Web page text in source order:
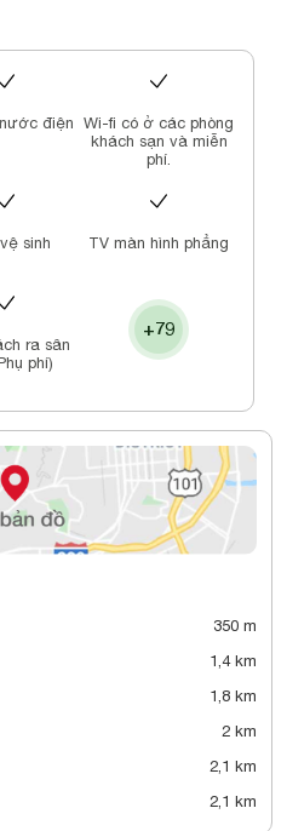
hoặc kiểu Mỹ.
Mỹ Khê 400 m và Cầu tàu Tình
bay quốc tế Đà Nẵng, cách đó
đưa đón sân bay với một khoản
điện
Wi-fi có ở các phòng
khách sạn và miễn
phí.
sinh TV màn hình phẳng
ra sân
phí)
+79
350 m
1,4 km
1,8 km
2 km
2,1 km
2,1 km